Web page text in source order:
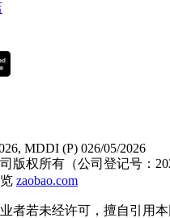
MDDI (P) 026/05/2026
版权所有（公司登记号：
zaobao.com
者若未经许可，擅自引用